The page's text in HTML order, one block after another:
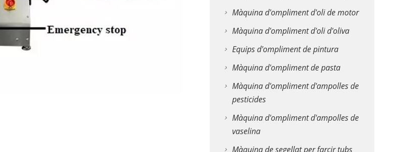
Màquina d'ompliment d'oli de motor
Màquina d'ompliment d'oli d'oliva
Equips d'ompliment de pintura
Màquina d'ompliment de pasta
Màquina d'ompliment d'ampolles de
pesticides
Màquina d'ompliment d'ampolles de
vaselina
Màquina de segellat per farcir tubs